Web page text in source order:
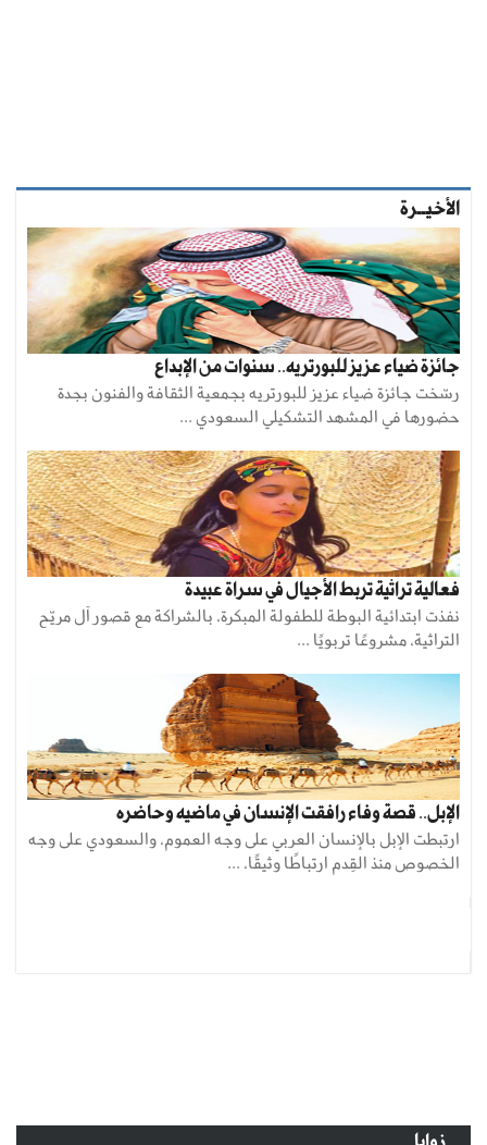
الأخيــرة
جائزة ضياء عزيز للبورتريه.. سنوات من الإبداع
رسّخت جائزة ضياء عزيز للبورتريه بجمعية الثقافة والفنون بجدة
حضورها في المشهد التشكيلي السعودي ...
فعالية تراثية تربط الأجيال في سراة عبيدة
نفذت ابتدائية البوطة للطفولة المبكرة، بالشراكة مع قصور آل مريّح
التراثية، مشروعًا تربويًا ...
الإبل.. قصة وفاء رافقت الإنسان في ماضيه وحاضره
ارتبطت الإبل بالإنسان العربي على وجه العموم، والسعودي على وجه
الخصوص منذ القِدم ارتباطًا وثيقًا، ...